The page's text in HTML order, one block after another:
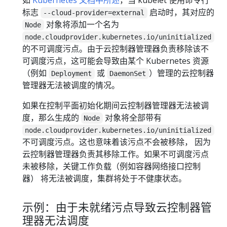
标志
--cloud-provider=external 启动时，其对应的
Node 对象将添加一个名为
node.cloudprovider.kubernetes.io/uninitialized
的不可调度污点。由于云控制器管理器负责移除该不
可调度污点，这可能会导致由某个 Kubernetes 资源
（例如
Deployment 或 DaemonSet ）管理的云控制器
管理器无法被调度的情况。
如果在控制平面初始化期间云控制器管理器无法被调
度，那么生成的
Node 对象将全部带有
node.cloudprovider.kubernetes.io/uninitialized
不可调度污点。这也意味着该污点不会被移除， 因为
云控制器管理器负责其移除工作。如果不可调度污点
未被移除，关键工作负载（例如容器网络接口控制
器） 将无法被调度，集群将处于不健康状态。
示例：由于未就绪污点导致云控制器管
理器无法调度